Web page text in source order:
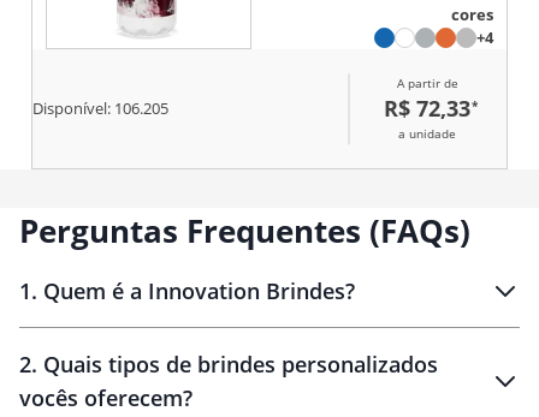
cores
+4
Disponível: 106.205
A partir de
R$ 72,33*
a unidade
Perguntas Frequentes (FAQs)
1. Quem é a Innovation Brindes?
Brindes personalizados
2. Quais tipos de brindes personalizados
vocês oferecem?